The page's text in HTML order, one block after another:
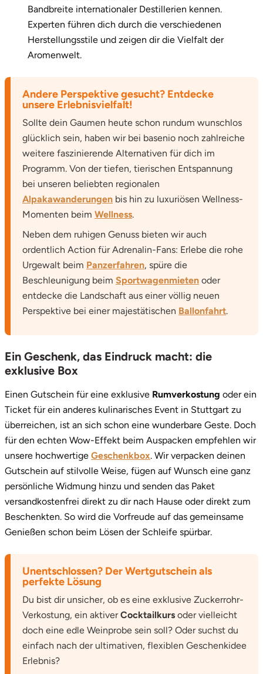
Bandbreite internationaler Destillerien kennen.
Experten führen dich durch die verschiedenen
Herstellungsstile und zeigen dir die Vielfalt der
Aromenwelt.
Andere Perspektive gesucht? Entdecke
unsere Erlebnisvielfalt!
Sollte dein Gaumen heute schon rundum wunschlos
glücklich sein, haben wir bei basenio noch zahlreiche
weitere faszinierende Alternativen für dich im
Programm. Von der tiefen, tierischen Entspannung
bei unseren beliebten regionalen
Alpakawanderungen bis hin zu luxuriösen Wellness-
Momenten beim Wellness.
Neben dem ruhigen Genuss bieten wir auch
ordentlich Action für Adrenalin-Fans: Erlebe die rohe
Urgewalt beim Panzerfahren, spüre die
Beschleunigung beim Sportwagenmieten oder
entdecke die Landschaft aus einer völlig neuen
Perspektive bei einer majestätischen Ballonfahrt.
Ein Geschenk, das Eindruck macht: die
exklusive Box
Einen Gutschein für eine exklusive Rumverkostung oder ein
Ticket für ein anderes kulinarisches Event in Stuttgart zu
überreichen, ist an sich schon eine wunderbare Geste. Doch
für den echten Wow-Effekt beim Auspacken empfehlen wir
unsere hochwertige Geschenkbox. Wir verpacken deinen
Gutschein auf stilvolle Weise, fügen auf Wunsch eine ganz
persönliche Widmung hinzu und senden das Paket
versandkostenfrei direkt zu dir nach Hause oder direkt zum
Beschenkten. So wird die Vorfreude auf das gemeinsame
Genießen schon beim Lösen der Schleife spürbar.
Unentschlossen? Der Wertgutschein als
perfekte Lösung
Du bist dir unsicher, ob es eine exklusive Zuckerrohr-
Verkostung, ein aktiverCocktailkurs oder vielleicht
doch eine edle Weinprobe sein soll? Oder suchst du
einfach nach der ultimativen, flexiblen Geschenkidee
Erlebnis?